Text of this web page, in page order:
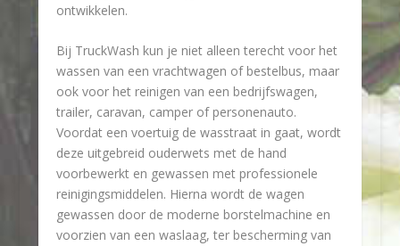
ontwikkelen.
Bij TruckWash kun je niet alleen terecht voor het
wassen van een vrachtwagen of bestelbus, maar
ook voor het reinigen van een bedrijfswagen,
trailer, caravan, camper of personenauto.
Voordat een voertuig de wasstraat in gaat, wordt
deze uitgebreid ouderwets met de hand
voorbewerkt en gewassen met professionele
reinigingsmiddelen. Hierna wordt de wagen
gewassen door de moderne borstelmachine en
voorzien van een waslaag, ter bescherming van